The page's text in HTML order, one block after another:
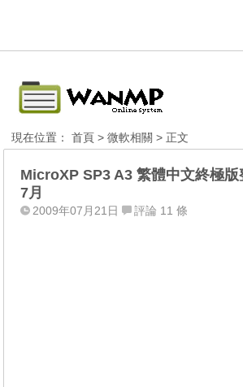
現在位置：首頁 >微軟相關 > 正文
MicroXP SP3 A3 繁體中文終極
7月
2009年07月21日 評論 11 條